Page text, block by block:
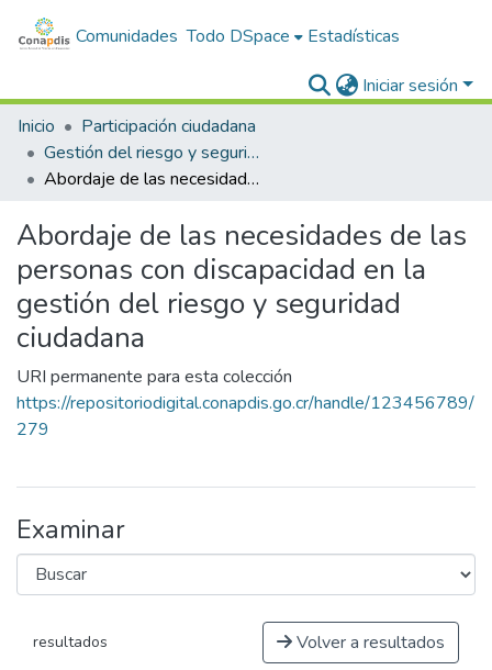
Comunidades Todo DSpace Estadísticas
Iniciar sesión
Inicio
Participación ciudadana
Gestión del riesgo y seguridad ciudadana de las personas con discapacidad
Abordaje de las necesidades de las personas con discapacidad en la gestión del riesgo y seguridad ciudadana
Abordaje de las necesidades de las
personas con discapacidad en la
gestión del riesgo y seguridad
ciudadana
URI permanente para esta colección
https://repositoriodigital.conapdis.go.cr/handle/123456789/
279
Examinar
resultados Volver a resultados